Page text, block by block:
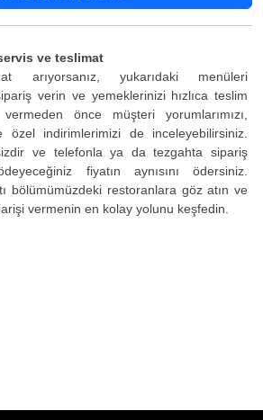
ve teslimat
arıyorsanız, yukarıdaki menüleri
verin ve yemeklerinizi hızlıca teslim
önce müşteri yorumlarımızı,
özel indirimlerimizi de inceleyebilirsiniz.
ve telefonla ya da tezgahta sipariş
fiyatın aynısını ödersiniz.
bölümümüzdeki restoranlara göz atın ve
vermenin en kolay yolunu keşfedin.